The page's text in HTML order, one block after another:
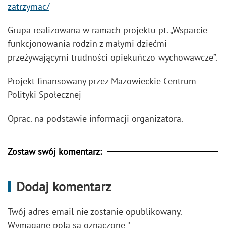
zatrzymac/
Grupa realizowana w ramach projektu pt. „Wsparcie
funkcjonowania rodzin z małymi dziećmi
przeżywającymi trudności opiekuńczo-wychowawcze”.
Projekt finansowany przez Mazowieckie Centrum
Polityki Społecznej
Oprac. na podstawie informacji organizatora.
Zostaw swój komentarz:
Dodaj komentarz
Twój adres email nie zostanie opublikowany.
Wymagane pola są oznaczone *